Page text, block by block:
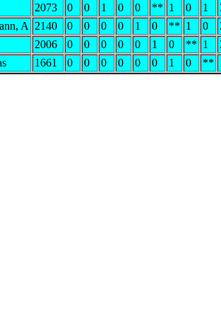
2073 0 0 1 0 0 ** 1 0 1
A 2140 0 0 0 0 1 0 ** 1 0
2006 0 0 0 0 0 1 0 ** 1
1661 0 0 0 0 0 0 1 0 **